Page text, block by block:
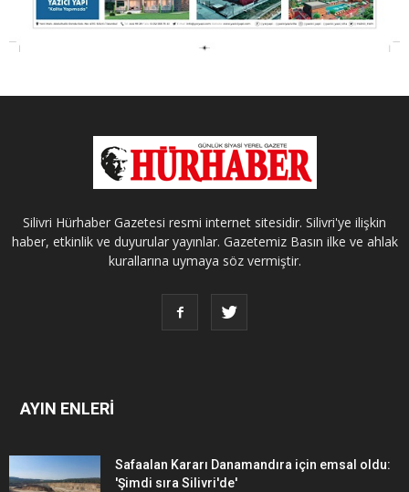
Silivri Hürhaber Gazetesi resmi internet sitesidir. Silivri'ye ilişkin
haber, etkinlik ve duyurular yayınlar. Gazetemiz Basın ilke ve ahlak
kurallarına uymaya söz vermiştir.
AYIN ENLERİ
Safaalan Kararı Danamandıra için emsal oldu:
'Şimdi sıra Silivri'de'